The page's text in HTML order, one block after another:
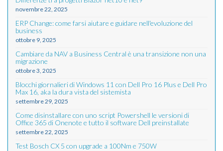
novembre 22, 2025
ERP Change: come farsi aiutare e guidare nell'evoluzione del
business
ottobre 9, 2025
Cambiare da NAV a Business Central è una transizione non una
migrazione
ottobre 3, 2025
Blocchi giornalieri di Windows 11 con Dell Pro 16 Plus e Dell Pro
Max 16, aka la dura vista del sistemista
settembre 29, 2025
Come disinstallare con uno script Powershell le versioni di
Office 365 di Onenote e tutto il software Dell preinstallate
settembre 22, 2025
Test Bosch CX 5 con upgrade a 100Nm e 750W